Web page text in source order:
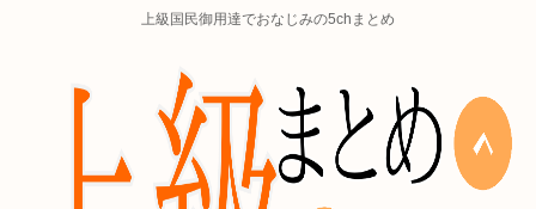
上級国民御用達でおなじみの5chまとめ